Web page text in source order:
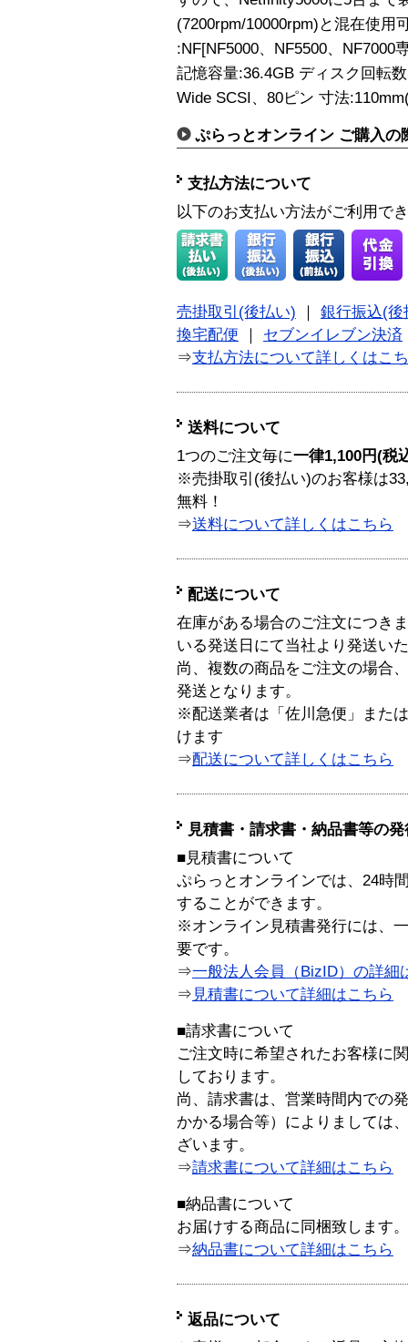
(7200rpm/10000rpm)と混在使用
:NF[NF5000、NF5500、NF7000
記憶容量:36.4GB ディスク回転
Wide SCSI、80ピン 寸法
ぷらっとオンライン ご購入の
支払方法について
以下のお支払い方法がご利用で
売掛取引(後払い)
銀行振込(後
換宅配便
セブンイレブン決済
⇒支払方法について詳しくはこ
送料について
1つのご注文毎に一律1,100円(税
※売掛取引(後払い)のお客様は
無料！
⇒送料について詳しくはこちら
配送について
在庫がある場合のご注文につき
いる発送日にて当社より発送い
尚、複数の商品をご注文の場合
発送となります。
※配送業者は「佐川急便」また
けます
⇒配送について詳しくはこちら
見積書・請求書・納品書等の
■見積書について
ぷらっとオンラインでは、24時
することができます。
※オンライン見積書発行には、
要です。
⇒一般法人会員（BizID）の詳細
⇒ 見積書について詳細はこちら
■請求書について
ご注文時に希望されたお客様に
しております。
尚、請求書は、営業時間内での
かかる場合等）によりましては
ざいます。
⇒請求書について詳細はこちら
■納品書について
お届けする商品に同梱致します。
⇒納品書について詳細はこちら
返品について